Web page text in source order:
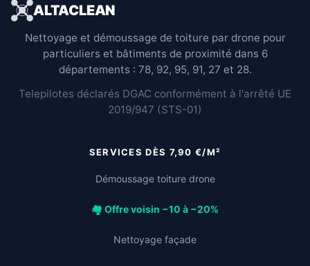
ALTACLEAN
Nettoyage et démoussage de toiture par drone pour
particuliers et bâtiments de proximité dans 6
départements : 78, 92, 95, 91, 27 et 28.
Telepilotes déclarés DGAC conformément à l'arrêté UE
2019/947 (STS-01)
SERVICES DÈS 7,90 €/M²
Démoussage toiture drone
🏘️ Offre voisin −10 à −20%
Nettoyage façade